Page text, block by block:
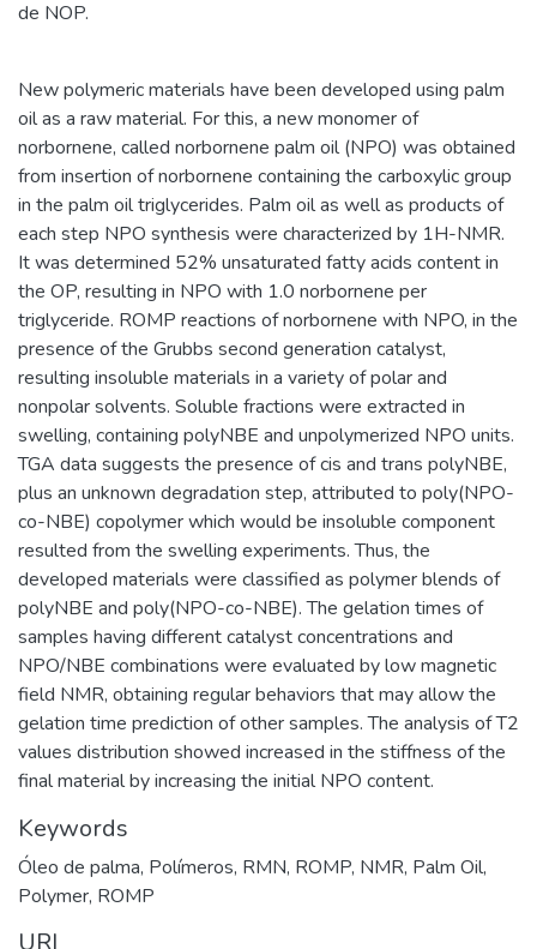
de NOP.
New polymeric materials have been developed using palm
oil as a raw material. For this, a new monomer of
norbornene, called norbornene palm oil (NPO) was obtained
from insertion of norbornene containing the carboxylic group
in the palm oil triglycerides. Palm oil as well as products of
each step NPO synthesis were characterized by 1H-NMR.
It was determined 52% unsaturated fatty acids content in
the OP, resulting in NPO with 1.0 norbornene per
triglyceride. ROMP reactions of norbornene with NPO, in the
presence of the Grubbs second generation catalyst,
resulting insoluble materials in a variety of polar and
nonpolar solvents. Soluble fractions were extracted in
swelling, containing polyNBE and unpolymerized NPO units.
TGA data suggests the presence of cis and trans polyNBE,
plus an unknown degradation step, attributed to poly(NPO-
co-NBE) copolymer which would be insoluble component
resulted from the swelling experiments. Thus, the
developed materials were classified as polymer blends of
polyNBE and poly(NPO-co-NBE). The gelation times of
samples having different catalyst concentrations and
NPO/NBE combinations were evaluated by low magnetic
field NMR, obtaining regular behaviors that may allow the
gelation time prediction of other samples. The analysis of T2
values distribution showed increased in the stiffness of the
final material by increasing the initial NPO content.
Keywords
Óleo de palma, Polímeros, RMN, ROMP, NMR, Palm Oil,
Polymer, ROMP
URI